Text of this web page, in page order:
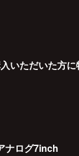
いただいた方
ナログ7inch